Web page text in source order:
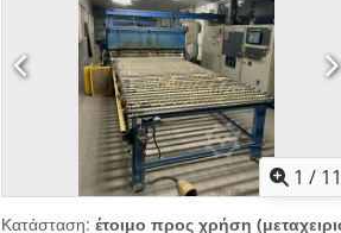
1 / 11
Κατάσταση: έτοιμο προς χρήση